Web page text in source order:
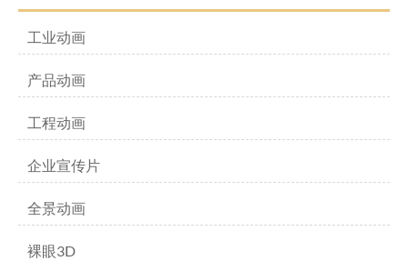
工业动画
产品动画
工程动画
企业宣传片
全景动画
裸眼3D